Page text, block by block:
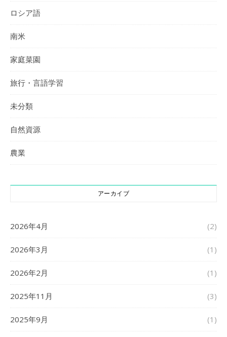
ロシア語
南米
家庭菜園
旅行・言語学習
未分類
自然資源
農業
アーカイブ
2026年4月 (2)
2026年3月 (1)
2026年2月 (1)
2025年11月 (3)
2025年9月 (1)